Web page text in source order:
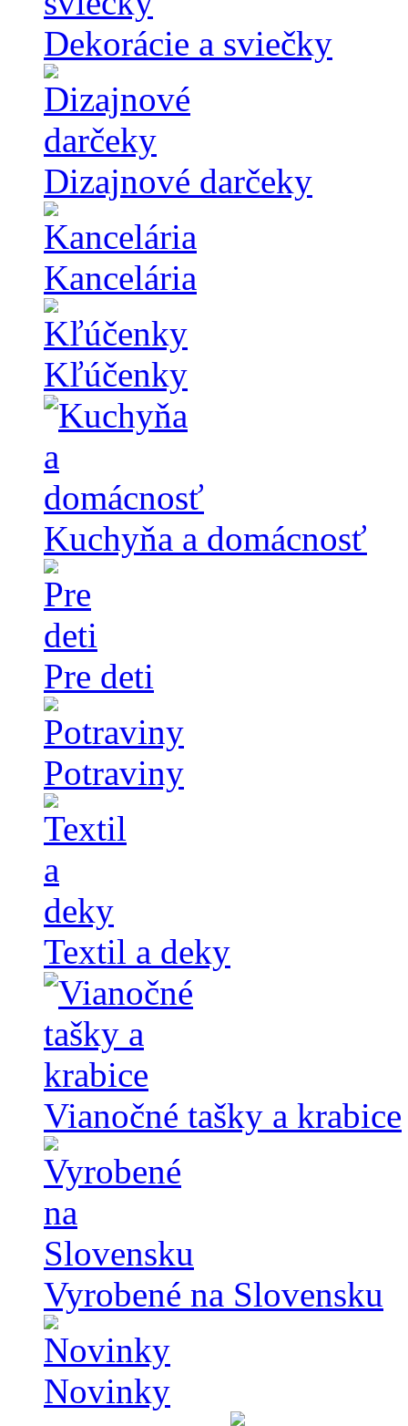
Dekorácie a sviečky
Dizajnové darčeky
Kancelária
Kľúčenky
Kuchyňa a domácnosť
Pre deti
Potraviny
Textil a deky
Vianočné tašky a krabice
Vyrobené na Slovensku
Novinky